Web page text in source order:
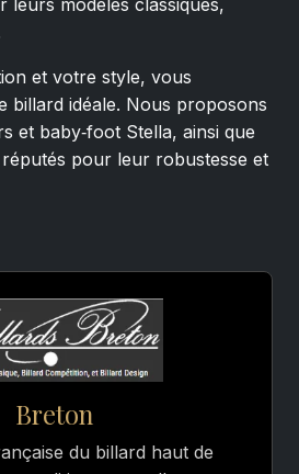
leurs modèles classiques,
et votre style, vous
billard idéale. Nous proposons
et baby‑foot Stella, ainsi que
pour leur robustesse et
Breton
du billard haut de